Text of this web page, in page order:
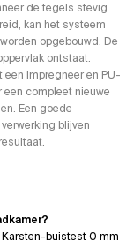
de tegels stevig
kan het systeem
opgebouwd. De
ontstaat.
een impregneer en PU-
een compleet nieuwe
Een goede
blijven
buistest 0 mm